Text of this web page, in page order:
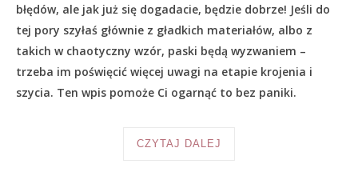
błędów, ale jak już się dogadacie, będzie dobrze! Jeśli do
tej pory szyłaś głównie z gładkich materiałów, albo z
takich w chaotyczny wzór, paski będą wyzwaniem –
trzeba im poświęcić więcej uwagi na etapie krojenia i
szycia. Ten wpis pomoże Ci ogarnąć to bez paniki.
CZYTAJ DALEJ